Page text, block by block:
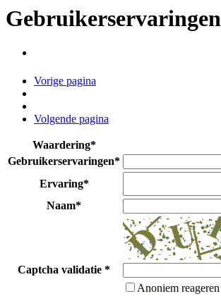
Gebruikerservaringen
Vorige pagina
Volgende pagina
Waardering*
Gebruikerservaringen*
Ervaring*
Naam*
Captcha validatie *
Anoniem reageren